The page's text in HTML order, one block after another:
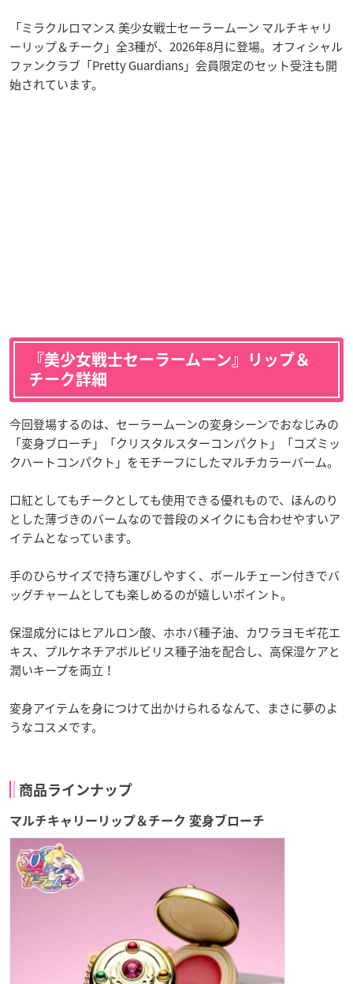
「ミラクルロマンス 美少女戦士セーラームーン マルチキャリ
ーリップ＆チーク」全3種が、2026年8月に登場。オフィシャル
ファンクラブ「Pretty Guardians」会員限定のセット受注も開
始されています。
『美少女戦士セーラームーン』リップ＆
チーク詳細
今回登場するのは、セーラームーンの変身シーンでおなじみの
「変身ブローチ」「クリスタルスターコンパクト」「コズミッ
クハートコンパクト」をモチーフにしたマルチカラーバーム。
口紅としてもチークとしても使用できる優れもので、ほんのり
とした薄づきのバームなので普段のメイクにも合わせやすいア
イテムとなっています。
手のひらサイズで持ち運びしやすく、ボールチェーン付きでバ
ッグチャームとしても楽しめるのが嬉しいポイント。
保湿成分にはヒアルロン酸、ホホバ種子油、カワラヨモギ花エ
キス、プルケネチアボルビリス種子油を配合し、高保湿ケアと
潤いキープを両立！
変身アイテムを身につけて出かけられるなんて、まさに夢のよ
うなコスメです。
商品ラインナップ
マルチキャリーリップ＆チーク 変身ブローチ